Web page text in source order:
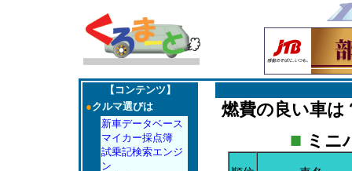
【コンテンツ】
●クルマ選びは
新車データベース
マイカー採点簿
試乗記検索エンジ
ン
燃費の良い車は
■ ミニ